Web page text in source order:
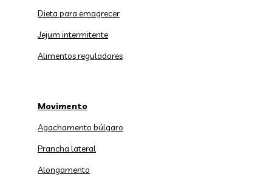
Dieta para emagrecer
Jejum intermitente
Alimentos reguladores
Movimento
Agachamento búlgaro
Prancha lateral
Alongamento